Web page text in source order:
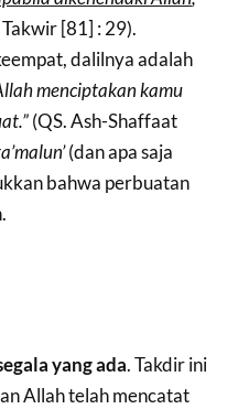
Takwir [81] : 29).
dalilnya adalah
menciptakan kamu
(QS. Ash-Shaffaat
(dan apa saja
bahwa perbuatan
yang ada. Takdir ini
Allah telah mencatat